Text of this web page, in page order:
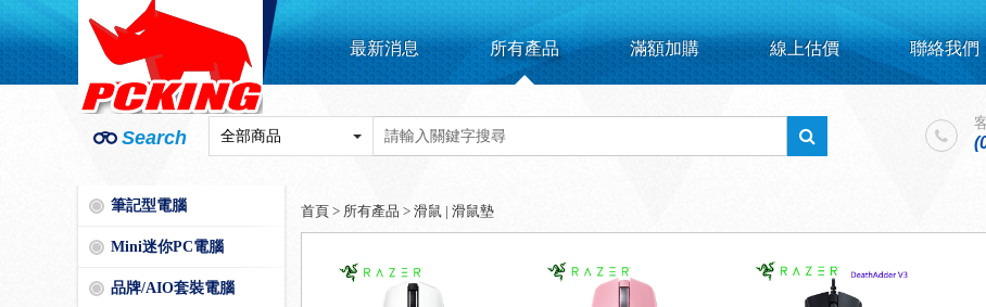
最新消息 所有產品 滿額加購 線上估價 聯絡我們
Search
筆記型電腦
Mini迷你PC電腦
品牌/AIO套裝電腦
首頁 > 所有產品 > 滑鼠 | 滑鼠墊